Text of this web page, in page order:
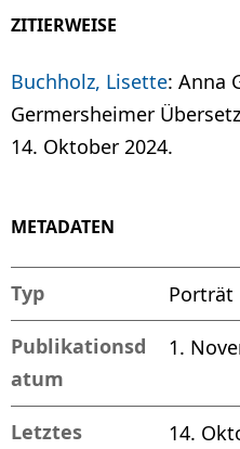
ZITIERWEISE
Buchholz, Lisette: Anna
Germersheimer
14. Oktober 2024.
METADATEN
Typ Porträt
Publikationsd
atum
1.
Letztes
14.